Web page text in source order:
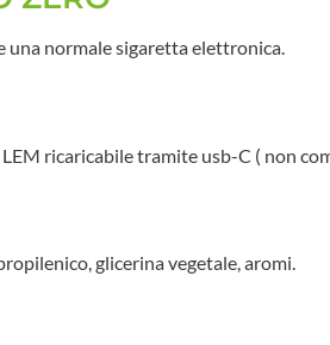
una normale sigaretta elettronica.
ricaricabile tramite usb-C ( non
glicerina vegetale, aromi.